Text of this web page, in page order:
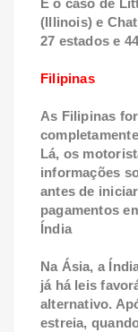
(Illinois) e
27 estados e
Filipinas
As Filipinas
Lá, os
informações
antes de
pagamentos
Índia
Na Ásia, a
já há leis
alternativo.
estreia,